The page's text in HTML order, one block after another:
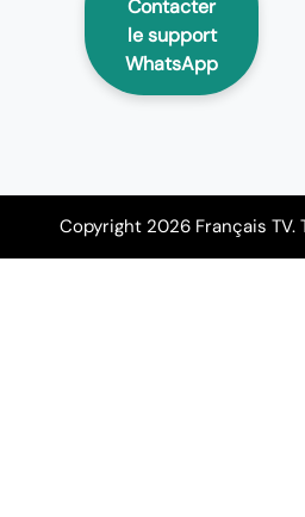
Contacter
le support
WhatsApp
Copyright 2026 Français